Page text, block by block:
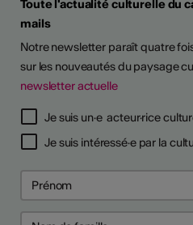
Toute l'actualité culturelle du
mails
Notre newsletter paraît quatre
sur les nouveautés du paysage
newsletter actuelle
Je suis un·e acteur·rice
Je suis intéressé·e par la